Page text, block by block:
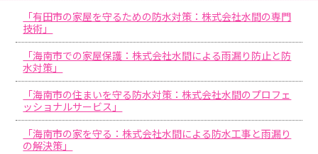
「有田市の家屋を守るための防水対策：株式会社水間の専門
技術」
「海南市での家屋保護：株式会社水間による雨漏り防止と防
水対策」
「海南市の住まいを守る防水対策：株式会社水間のプロフェ
ッショナルサービス」
「海南市の家を守る：株式会社水間による防水工事と雨漏り
の解決策」